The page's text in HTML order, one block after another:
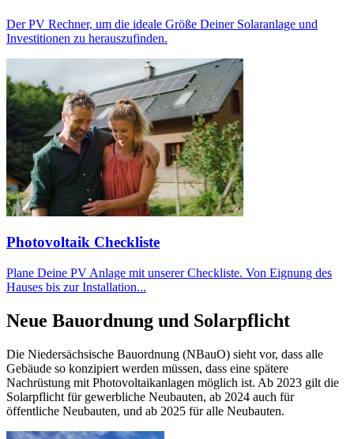
Der PV Rechner, um die ideale Größe Deiner Solaranlage und
Investitionen zu herauszufinden.
Photovoltaik Checkliste
Plane Deine PV Anlage mit unserer Checkliste. Von Eignung des
Hauses bis zur Installation...
Neue Bauordnung und Solarpflicht
Die Niedersächsische Bauordnung (NBauO) sieht vor, dass alle
Gebäude so konzipiert werden müssen, dass eine spätere
Nachrüstung mit Photovoltaikanlagen möglich ist. Ab 2023 gilt die
Solarpflicht für gewerbliche Neubauten, ab 2024 auch für
öffentliche Neubauten, und ab 2025 für alle Neubauten.